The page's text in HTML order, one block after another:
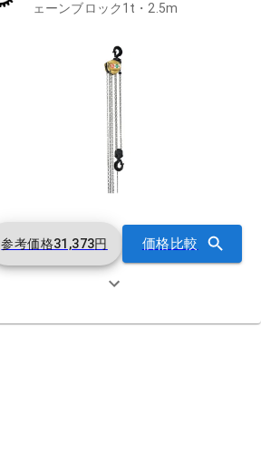
ェーンブロック1t・2.5m
参考価格31,373円 価格比較